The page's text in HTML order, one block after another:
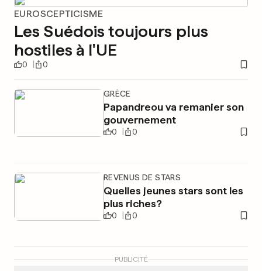
EUROSCEPTICISME
Les Suédois toujours plus
hostiles à l'UE
0 0
GRÈCE
Papandreou va remanier son
gouvernement
0 0
REVENUS DE STARS
Quelles jeunes stars sont les
plus riches?
0 0
PUBLICITÉ